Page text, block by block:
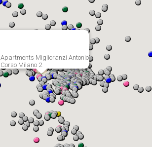
Apartments Miglioranzi Antonio
Corso Milano 2